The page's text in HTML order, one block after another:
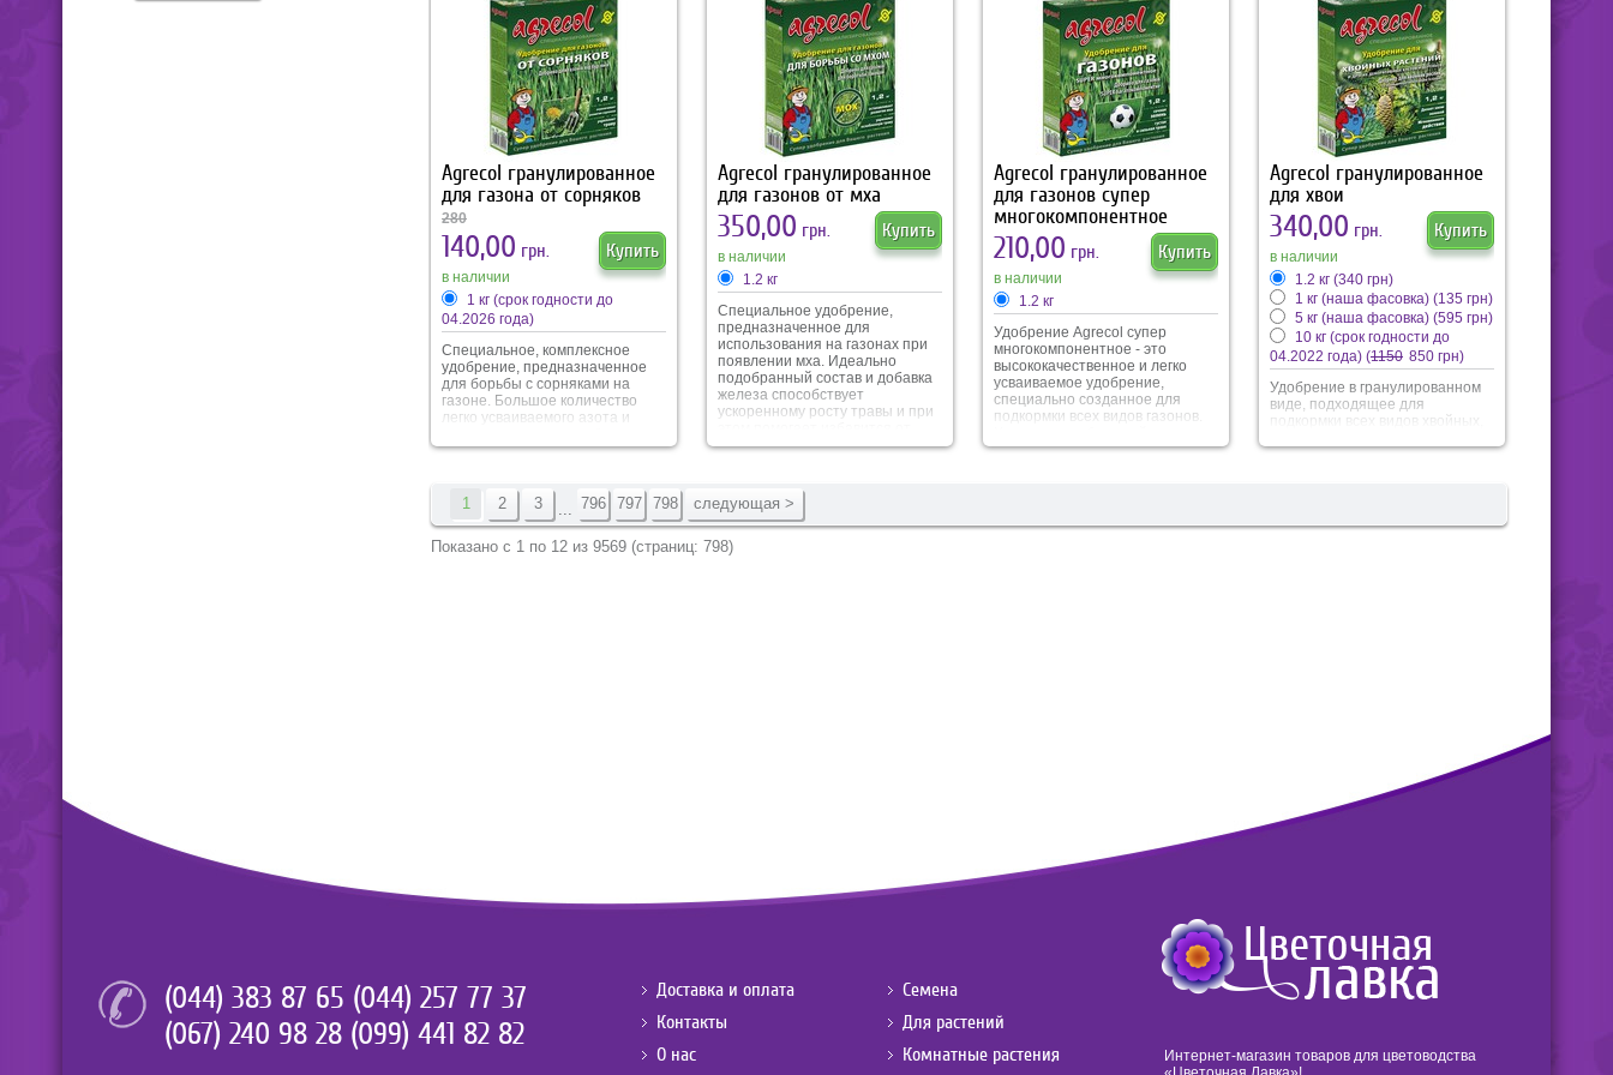
экологическими факторами,
такими как влажность и
температура.
изумрудный цвет, фосфор
помогает увеличить корневую
систему, а калий
подготавливает газон к зимовке.
Обеспечивает активный рост,
насыщенный зеленый цвет
хвои, повышает устойчивость к
болезням и помогает
поддерживать растение в
идеальном состоянии.
густоту дерна.
Agrecol гранулированное
для газона от сорняков
280
140,00 грн. Купить
в наличии
1 кг (срок годности до
04.2026 года)
Специальное, комплексное
удобрение, предназначенное
для борьбы с сорняками на
газоне. Большое количество
легко усваиваемого азота и
стимулирует активный рост
подавляется рост сорняков.
Благодаря специфике,
удобрение экономное и легкое в
Agrecol гранулированное
для газонов от мха
350,00 грн. Купить
в наличии
1.2 кг
Специальное удобрение,
предназначенное для
использования на газонах при
появлении мха. Идеально
подобранный состав и добавка
железа способствует
ускоренному росту травы и при
мха.
Agrecol гранулированное
для газонов супер
многокомпонентное
210,00 грн. Купить
в наличии
1.2 кг
Удобрение Agrecol супер
многокомпонентное - это
высококачественное и легко
усваиваемое удобрение,
специально созданное для
подкормки всех видов газонов.
удобрения полностью
Agrecol гранулированное
для хвои
340,00 грн. Купить
в наличии
1.2 кг (340 грн)
1 кг (наша фасовка) (135 грн)
5 кг (наша фасовка) (595 грн)
10 кг (срок годности до
04.2022 года) (1150 850 грн)
Удобрение в гранулированном
виде, подходящее для
подкормки всех видов хвойных,
кустарников. Специально
рост, насыщенный зеленый
1 2 3 796 797 798 следующая >
Показано с 1 по 12 из 9569 (страниц: 798)
(044) 383 87 65 (044) 257 77 37
(067) 240 98 28 (099) 441 82 82
Доставка и оплата
Контакты
О нас
Семена
Для растений
Комнатные растения
Интернет-магазин товаров для цветоводства